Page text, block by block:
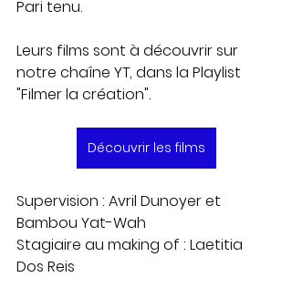
Pari tenu.
Leurs films sont à découvrir sur
notre chaîne YT, dans la Playlist
"Filmer la création".
Découvrir les films
Supervision : Avril Dunoyer et
Bambou Yat-Wah
Stagiaire au making of : Laetitia
Dos Reis